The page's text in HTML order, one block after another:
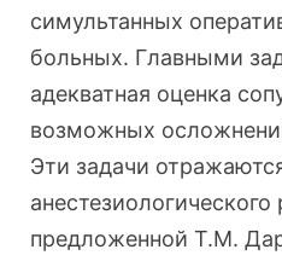
симультанных
больных. Главными
адекватная оценка
возможных
Эти задачи
предложенной Т.М.